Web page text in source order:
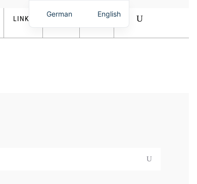
LINKS SHOP
German English